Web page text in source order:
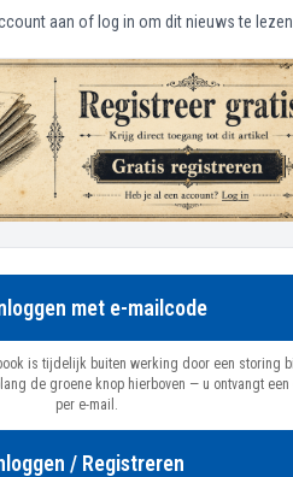
aan of log in om dit nieuws te lezen.
met e-mailcode
is tijdelijk buiten werking door een storing
de groene knop hierboven — u ontvangt
per e-mail.
/ Registreren